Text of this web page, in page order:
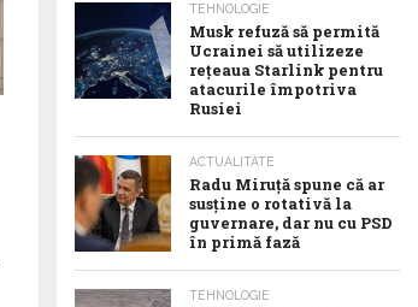
TEHNOLOGIE
Musk refuză să permită
Ucrainei să utilizeze
reţeaua Starlink pentru
atacurile împotriva
Rusiei
ACTUALITATE
Radu Miruţă spune că ar
susţine o rotativă la
guvernare, dar nu cu PSD
în primă fază
TEHNOLOGIE